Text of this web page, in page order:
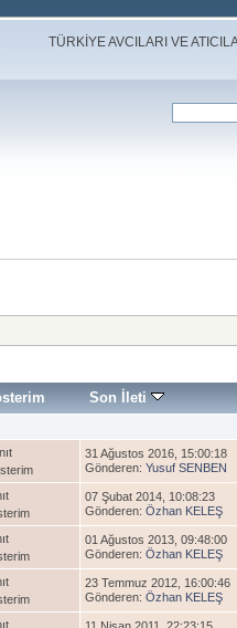
TÜRKİYE AVCILARI VE
Son İleti
31 Ağustos 2016, 15:00:18
Gönderen:Yusuf SENBEN
07 Şubat 2014, 10:08:23
Gönderen:Özhan KELEŞ
01 Ağustos 2013, 09:48:00
Gönderen:Özhan KELEŞ
23 Temmuz 2012, 16:00:46
Gönderen:Özhan KELEŞ